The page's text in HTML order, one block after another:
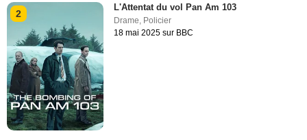
2
L'Attentat du vol Pan Am 103
Drame, Policier
18 mai 2025 sur BBC